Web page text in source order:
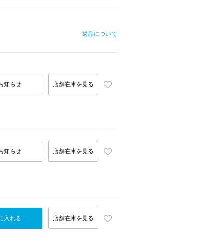
返品について
知らせ 店舗在庫を見る
知らせ 店舗在庫を見る
入れる 店舗在庫を見る